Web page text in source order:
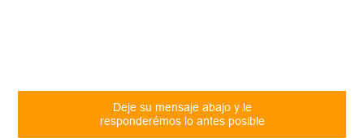
Deje su mensaje abajo y le
responderémos lo antes posible